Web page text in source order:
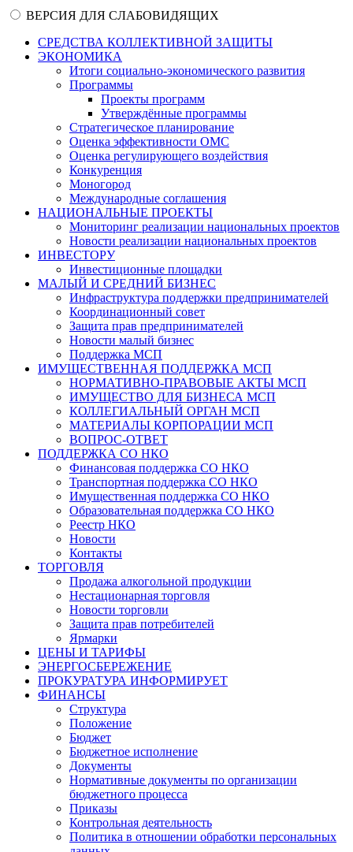
ВЕРСИЯ ДЛЯ СЛАБОВИДЯЩИХ
СРЕДСТВА КОЛЛЕКТИВНОЙ ЗАЩИТЫ
ЭКОНОМИКА
Итоги социально-экономического развития
Программы
Проекты программ
Утверждённые программы
Стратегическое планирование
Оценка эффективности ОМС
Оценка регулирующего воздействия
Конкуренция
Моногород
Международные соглашения
НАЦИОНАЛЬНЫЕ ПРОЕКТЫ
Мониторинг реализации национальных проектов
Новости реализации национальных проектов
ИНВЕСТОРУ
Инвестиционные площадки
МАЛЫЙ И СРЕДНИЙ БИЗНЕС
Инфраструктура поддержки предпринимателей
Координационный совет
Защита прав предпринимателей
Новости малый бизнес
Поддержка МСП
ИМУЩЕСТВЕННАЯ ПОДДЕРЖКА МСП
НОРМАТИВНО-ПРАВОВЫЕ АКТЫ МСП
ИМУЩЕСТВО ДЛЯ БИЗНЕСА МСП
КОЛЛЕГИАЛЬНЫЙ ОРГАН МСП
МАТЕРИАЛЫ КОРПОРАЦИИ МСП
ВОПРОС-ОТВЕТ
ПОДДЕРЖКА СО НКО
Финансовая поддержка СО НКО
Транспортная поддержка СО НКО
Имущественная поддержка СО НКО
Образовательная поддержка СО НКО
Реестр НКО
Новости
Контакты
ТОРГОВЛЯ
Продажа алкогольной продукции
Нестационарная торговля
Новости торговли
Защита прав потребителей
Ярмарки
ЦЕНЫ И ТАРИФЫ
ЭНЕРГОСБЕРЕЖЕНИЕ
ПРОКУРАТУРА ИНФОРМИРУЕТ
ФИНАНСЫ
Структура
Положение
Бюджет
Бюджетное исполнение
Документы
Нормативные документы по организации
бюджетного процесса
Приказы
Контрольная деятельность
Политика в отношении обработки персональных